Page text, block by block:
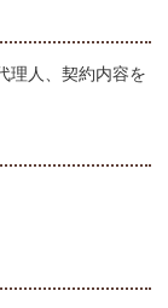
理人、契約内容を